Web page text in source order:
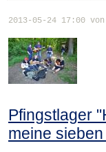
2013-05-24 17:00
Pfingstlager
meine